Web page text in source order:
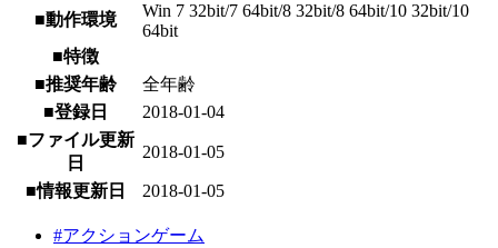
■動作環境
Win 7 32bit/7 64bit/8 32bit/8 64bit/10 32bit/10
64bit
■特徴
■推奨年齢
全年齢
■登録日
2018-01-04
■ファイル更新
日
2018-01-05
■情報更新日 2018-01-05
#アクションゲーム